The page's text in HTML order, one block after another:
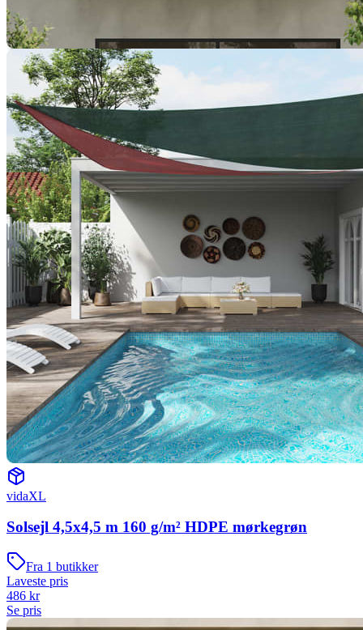
vidaXL
Solsejl 4,5x4,5 m 160 g/m² HDPE mørkegrøn
Fra 1 butikker
Laveste pris
486 kr
Se pris